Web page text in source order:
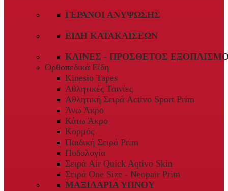
ΓΕΡΑΝΟΊ ΑΝΎΨΩΣΗΣ
ΕΊΔΗ ΚΑΤΑΚΛΊΣΕΩΝ
ΚΛΊΝΕΣ - ΠΡΌΣΘΕΤΟΣ
Ορθοπεδικά Είδη
Kinesio Tapes
Αθλητικές Ταινίες
Αθλητική Σειρά Activo Sport Prim
Άνω Άκρο
Κάτω Άκρο
Κορμός
Παιδική Σειρά Prim
Ποδολογία
Σειρά Air Quick Aqtivo Skin
Σειρά One Size - Neopair Prim
ΜΑΞΙΛΆΡΙΑ ΎΠΝΟΥ